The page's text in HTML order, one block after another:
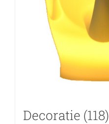
Decoratie (118)